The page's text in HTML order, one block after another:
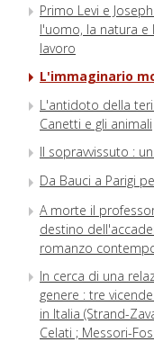
Primo Levi e
l'uomo, la natura e
lavoro
L'immaginario
L'antidoto della
Canetti e gli animali
Il sopravvissuto :
Da Bauci a Parigi
A morte il
destino
romanzo
In cerca di una
genere : tre
in Italia (Strand-
Celati ; Messori-